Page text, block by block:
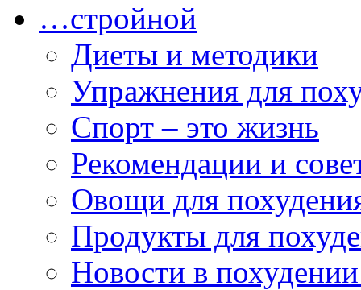
…стройной
Диеты и методики
Упражнения для
Спорт – это жизнь
Рекомендации и
Овощи для
Продукты для
Новости в